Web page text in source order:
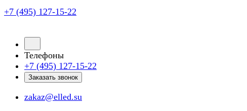
+7 (495) 127-15-22
Телефоны
+7 (495) 127-15-22
Заказать звонок
zakaz@elled.su